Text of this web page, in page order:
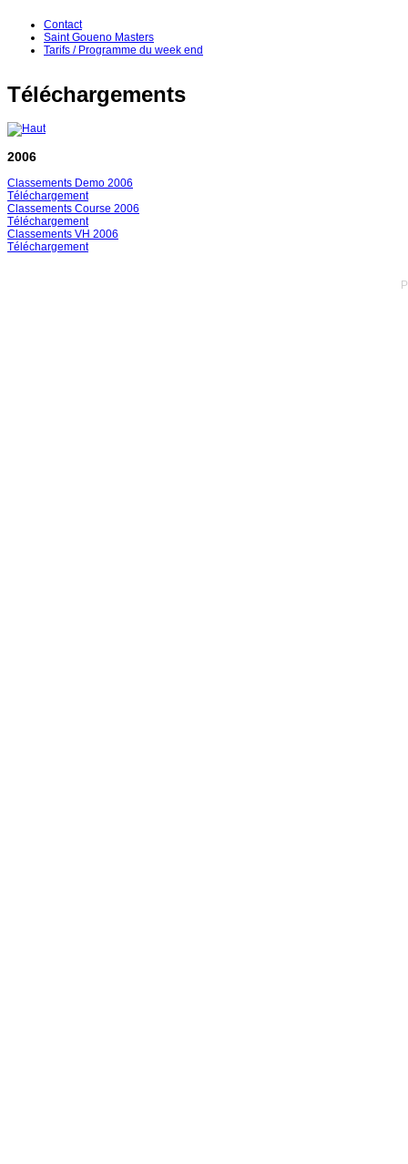
Contact
Saint Goueno Masters
Tarifs / Programme du week end
Téléchargements
2006
Classements Demo 2006
Téléchargement
Classements Course 2006
Téléchargement
Classements VH 2006
Téléchargement